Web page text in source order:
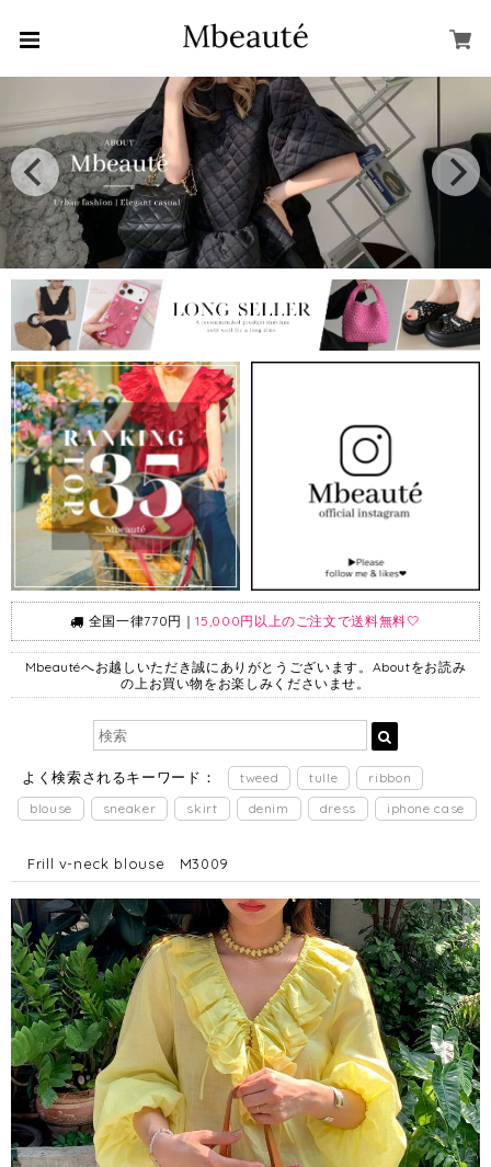
全国一律770円｜15,000円以上のご注文で送料無料🤍
Mbeautéへお越しいただき誠にありがとうございます。Aboutをお読み
の上お買い物をお楽しみくださいませ。
よく検索されるキーワード： tweed tulle
ribbon
blouse
sneaker skirt denim dress iphone case
Frill v-neck blouse M3009